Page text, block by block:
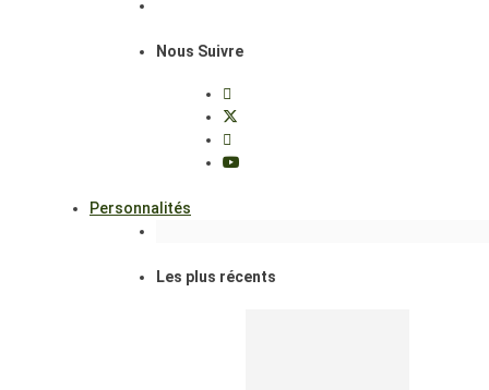
Nous Suivre
Personnalités
Les plus récents